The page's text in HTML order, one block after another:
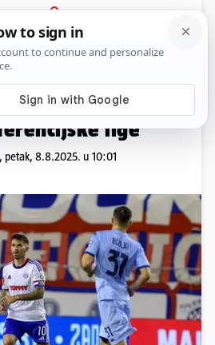
PRIJAVA
Sport Komentari
Hajduka za
lige
, petak, 8.8.2025. u 10:01